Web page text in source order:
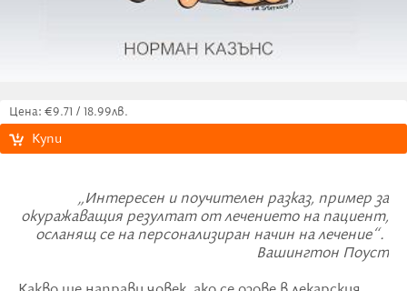
Цена: €9.71 / 18.99лв.
Купи
„Интересен и поучителен разказ, пример за
окуражаващия резултат от лечението на пациент,
осланящ се на персонализиран начин на лечение“.
Вашингтон Поуст